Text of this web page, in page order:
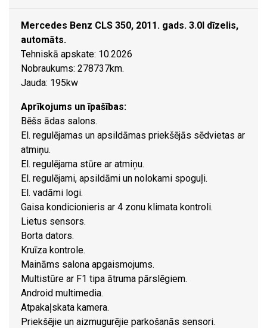
Mercedes Benz CLS 350, 2011. gads. 3.0l dīzelis,
automāts.
Tehniskā apskate: 10.2026
Nobraukums: 278737km.
Jauda: 195kw
Aprīkojums un īpašības:
Bēšs ādas salons.
El. regulējamas un apsildāmas priekšējās sēdvietas ar
atmiņu.
El. regulējama stūre ar atmiņu.
El. regulējami, apsildāmi un nolokami spoguļi.
El. vadāmi logi.
Gaisa kondicionieris ar 4 zonu klimata kontroli.
Lietus sensors.
Borta dators.
Kruīza kontrole.
Maināms salona apgaismojums.
Multistūre ar F1 tipa ātruma pārslēgiem.
Android multimedia.
Atpakaļskata kamera.
Priekšējie un aizmugurējie parkošanās sensori.